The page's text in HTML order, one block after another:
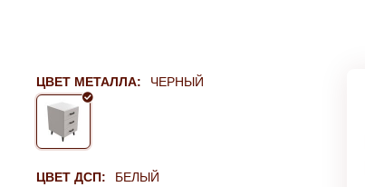
ЦВЕТ МЕТАЛЛА: ЧЕРНЫЙ
ЦВЕТ ДСП: БЕЛЫЙ